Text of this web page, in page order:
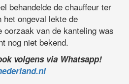
behandelde de chauffeur ter
ongeval lekte de
van de kanteling was
nog niet bekend.
volgens via Whatsapp!